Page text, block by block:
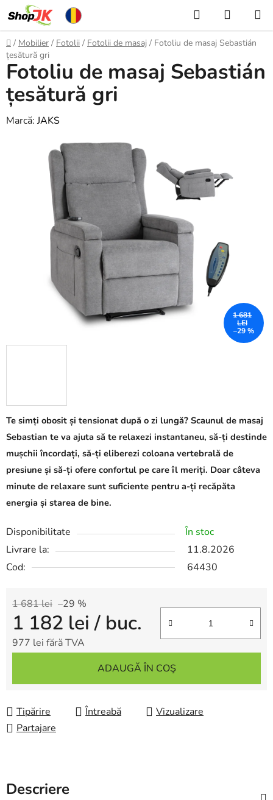
conținut
Căutare
DE
Acasă
/ Mobilier / Fotolii / Fotolii de masaj / Fotoliu de masaj Sebastián
țesătură gri
Te simți obosit și tensionat după o zi lungă? Scaunul de masaj
Sebastian te va ajuta să te relaxezi instantaneu, să-ți destinde
mușchii încordați, să-ți eliberezi coloana vertebrală de
presiune și să-ți ofere confortul pe care îl meriți. Doar câteva
minute de relaxare sunt suficiente pentru a-ți recăpăta
energia și starea de bine.
Disponibilitate
În stoc
Livrare la:
11.8.2026
Cod:
64430
1 681 lei –29 %
1 182 lei/ buc.
977 lei fără TVA
ADAUGĂ ÎN COŞ
Tipărire Întreabă
Vizualizare
Partajare
Fotoliu de masaj Sebastián
țesătură gri
Marcă:JAKS
1 681
LEI
–29 %
Descriere